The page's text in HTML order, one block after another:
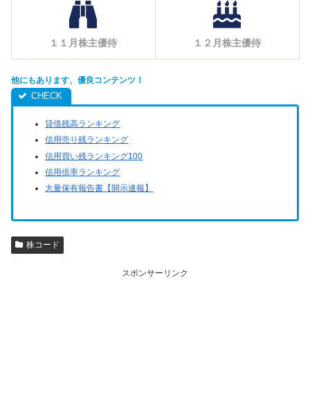
１１月株主優待 １２月株主優待
他にもあります、優良コンテンツ！
貸借残高ランキング
信用売り残ランキング
信用買い残ランキング100
信用倍率ランキング
大量保有報告書【開示速報】
株コード
スポンサーリンク